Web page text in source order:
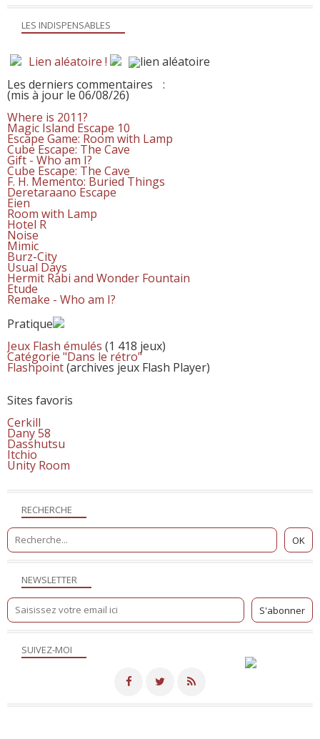
NEWSLETTER
SUIVEZ-MOI
RECHERCHE
LES INDISPENSABLES
Lien aléatoire !
Les derniers commentaires
:
(mis à jour le 06/08/26)
Where is 2011?
Magic Island Escape 10
Escape Game: Room with Lamp
Cube Escape: The Cave
Gift - Who am I?
Cube Escape: The Cave
F. H. Memento: Buried Things
Deretaraano Escape
Eien
Room with Lamp
Hotel R
Noise
Mimic
Burz-City
Usual Days
Hermit Rabi and Wonder Fountain
Etude
Remake - Who am I?
Pratique
Jeux Flash émulés (1 418 jeux)
Catégorie "Dans le rétro"
Flashpoint(archives jeux Flash Player)
Sites favoris
Cerkill
Dany 58
Dasshutsu
Itchio
Unity Room